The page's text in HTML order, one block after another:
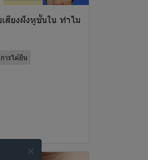
สียงฝังหูชั้นใน ทำไม
ารได้ยิน